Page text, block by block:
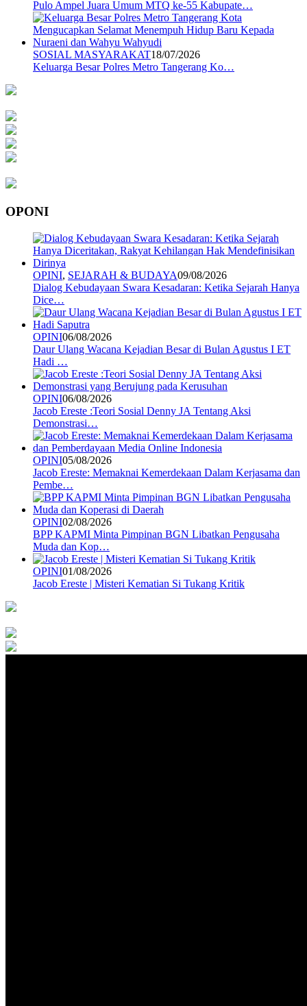
Pulo Ampel Juara Umum MTQ ke-55 Kabupate…
SOSIAL MASYARAKAT18/07/2026
Keluarga Besar Polres Metro Tangerang Ko…
OPONI
OPINI, SEJARAH & BUDAYA09/08/2026
Dialog Kebudayaan Swara Kesadaran: Ketika Sejarah Hanya
Dice…
OPINI06/08/2026
Daur Ulang Wacana Kejadian Besar di Bulan Agustus I ET
Hadi …
OPINI06/08/2026
Jacob Ereste :Teori Sosial Denny JA Tentang Aksi
Demonstrasi…
OPINI05/08/2026
Jacob Ereste: Memaknai Kemerdekaan Dalam Kerjasama dan
Pembe…
OPINI02/08/2026
BPP KAPMI Minta Pimpinan BGN Libatkan Pengusaha
Muda dan Kop…
OPINI01/08/2026
Jacob Ereste | Misteri Kematian Si Tukang Kritik